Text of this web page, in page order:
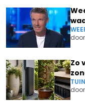
door
Zo
TUIN
door